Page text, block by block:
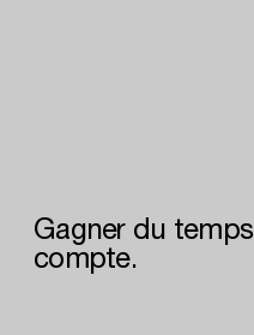
Gagner du temps
compte.